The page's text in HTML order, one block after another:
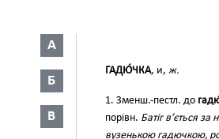
А
Б
В
ГАДЮ́ЧКА, и, ж.
1. Зменш.-пестл. до
порівн. Батіг в’ється
вузенькою гадючкою,